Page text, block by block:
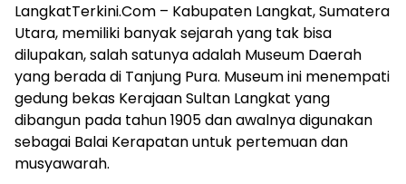
LangkatTerkini.Com – Kabupaten Langkat, Sumatera
Utara, memiliki banyak sejarah yang tak bisa
dilupakan, salah satunya adalah Museum Daerah
yang berada di Tanjung Pura. Museum ini menempati
gedung bekas Kerajaan Sultan Langkat yang
dibangun pada tahun 1905 dan awalnya digunakan
sebagai Balai Kerapatan untuk pertemuan dan
musyawarah.